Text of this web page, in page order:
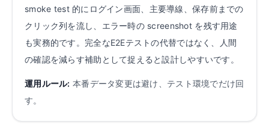
smoke test 的にログイン画面、主要導線、保存前までの
クリック列を流し、エラー時の screenshot を残す用途
も実務的です。完全なE2Eテストの代替ではなく、人間
の確認を減らす補助として捉えると設計しやすいです。
運用ルール: 本番データ変更は避け、テスト環境でだけ回
す。